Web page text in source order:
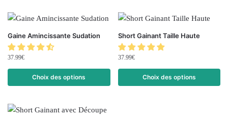
Gaine Amincissante Sudation
37.99€
Choix des options
Short Gainant Taille Haute
37.99€
Choix des options